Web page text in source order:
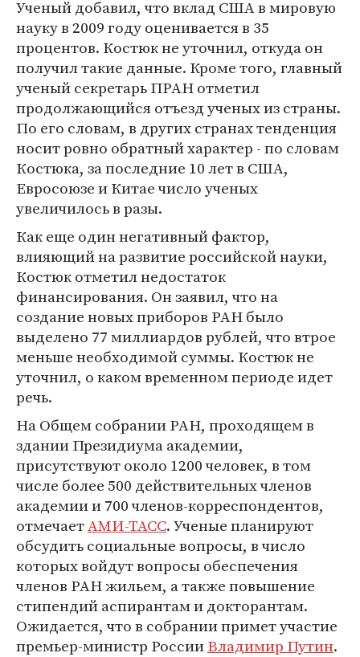
Ученый добавил, что вклад США в мировую
науку в 2009 году оценивается в 35
процентов. Костюк не уточнил, откуда он
получил такие данные. Кроме того, главный
ученый секретарь ПРАН отметил
продолжающийся отъезд ученых из страны.
По его словам, в других странах тенденция
носит ровно обратный характер - по словам
Костюка, за последние 10 лет в США,
Евросоюзе и Китае число ученых
увеличилось в разы.
Как еще один негативный фактор,
влияющий на развитие российской науки,
Костюк отметил недостаток
финансирования. Он заявил, что на
создание новых приборов РАН было
выделено 77 миллиардов рублей, что втрое
меньше необходимой суммы. Костюк не
уточнил, о каком временном периоде идет
речь.
На Общем собрании РАН, проходящем в
здании Президиума академии,
присутствуют около 1200 человек, в том
числе более 500 действительных членов
академии и 700 членов-корреспондентов,
отмечаетАМИ-ТАСС. Ученые планируют
обсудить социальные вопросы, в число
которых войдут вопросы обеспечения
членов РАН жильем, а также повышение
стипендий аспирантам и докторантам.
Ожидается, что в собрании примет участие
премьер-министр РоссииВладимир Путин.